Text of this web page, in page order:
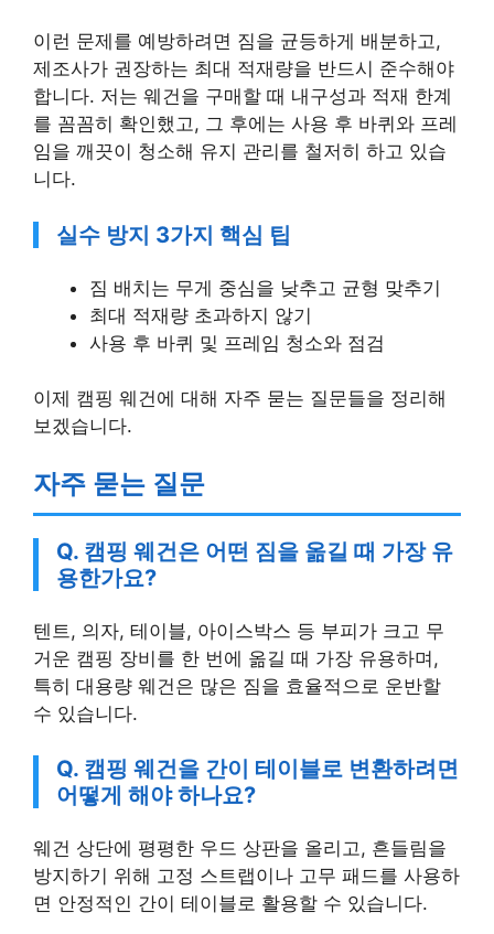
이런 문제를 예방하려면 짐을 균등하게 배분하고,
제조사가 권장하는 최대 적재량을 반드시 준수해야
합니다. 저는 웨건을 구매할 때 내구성과 적재 한계
를 꼼꼼히 확인했고, 그 후에는 사용 후 바퀴와 프레
임을 깨끗이 청소해 유지 관리를 철저히 하고 있습
니다.
실수 방지 3가지 핵심 팁
짐 배치는 무게 중심을 낮추고 균형 맞추기
최대 적재량 초과하지 않기
사용 후 바퀴 및 프레임 청소와 점검
이제 캠핑 웨건에 대해 자주 묻는 질문들을 정리해
보겠습니다.
자주 묻는 질문
Q. 캠핑 웨건은 어떤 짐을 옮길 때 가장 유
용한가요?
텐트, 의자, 테이블, 아이스박스 등 부피가 크고 무
거운 캠핑 장비를 한 번에 옮길 때 가장 유용하며,
특히 대용량 웨건은 많은 짐을 효율적으로 운반할
수 있습니다.
Q. 캠핑 웨건을 간이 테이블로 변환하려면
어떻게 해야 하나요?
웨건 상단에 평평한 우드 상판을 올리고, 흔들림을
방지하기 위해 고정 스트랩이나 고무 패드를 사용하
면 안정적인 간이 테이블로 활용할 수 있습니다.